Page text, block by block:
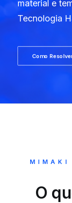
material e
Tecnologia
Como
MIMAKI
O